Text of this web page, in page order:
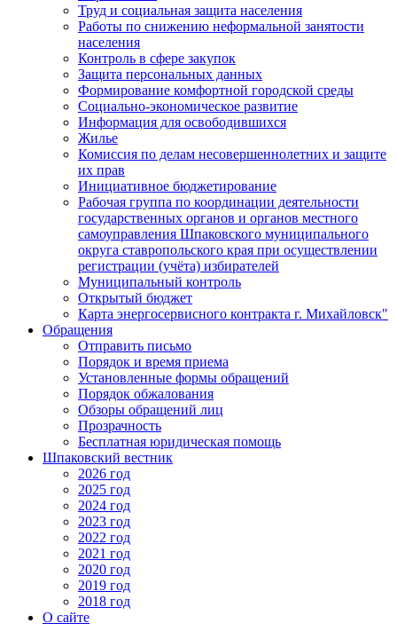
Труд и социальная защита населения
Работы по снижению неформальной занятости
населения
Контроль в сфере закупок
Защита персональных данных
Формирование комфортной городской среды
Социально-экономическое развитие
Информация для освободившихся
Жилье
Комиссия по делам несовершеннолетних и защите
их прав
Инициативное бюджетирование
Рабочая группа по координации деятельности
государственных органов и органов местного
самоуправления Шпаковского муниципального
округа ставропольского края при осуществлении
регистрации (учёта) избирателей
Муниципальный контроль
Открытый бюджет
Карта энергосервисного контракта г. Михайловск"
Обращения
Отправить письмо
Порядок и время приема
Установленные формы обращений
Порядок обжалования
Обзоры обращений лиц
Прозрачность
Бесплатная юридическая помощь
Шпаковский вестник
2026 год
2025 год
2024 год
2023 год
2022 год
2021 год
2020 год
2019 год
2018 год
О сайте